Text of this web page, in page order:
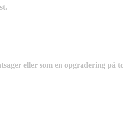
eller som en opgradering på